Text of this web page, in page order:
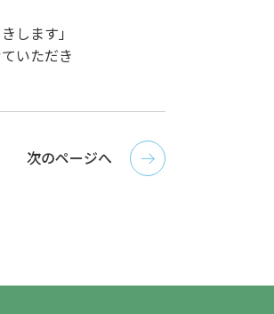
します」
いただき
次のページへ